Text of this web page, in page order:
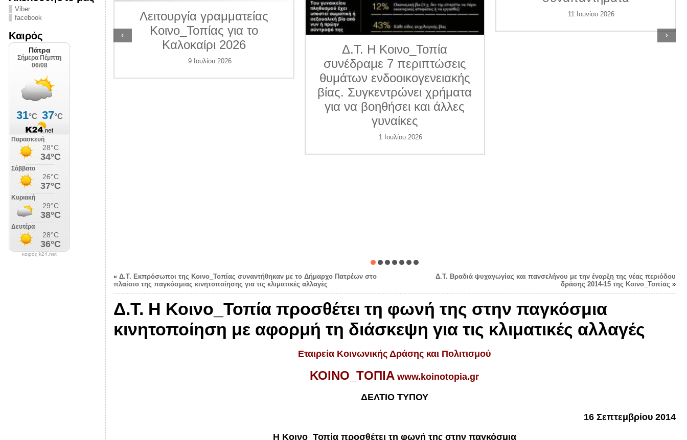
Viber
facebook
Καιρός
καιρός k24.net
Ιουλίου 2026
Λειτουργία γραμματείας
Κοινο_Τοπίας για το
Καλοκαίρι 2026
9 Ιουλίου 2026
Δ.Τ. Η Κοινο_Τοπία
συνέδραμε 7 περιπτώσεις
θυμάτων ενδοοικογενειακής
βίας. Συγκεντρώνει χρήματα
για να βοηθήσει και άλλες
γυναίκες
1 Ιουλίου 2026
11 Ιουνίου 2026
‹ ›
« Δ.Τ. Εκπρόσωποι της Κοινο_Τοπίας συναντήθηκαν με το Δήμαρχο Πατρέων στο
πλαίσιο της παγκόσμιας κινητοποίησης για τις κλιματικές αλλαγές
Δ.Τ. Βραδιά ψυχαγωγίας και πανσελήνου με την έναρξη της νέας περιόδου
δράσης 2014-15 της Κοινο_Τοπίας »
Δ.Τ. Η Κοινο_Τοπία προσθέτει τη φωνή της στην παγκόσμια
κινητοποίηση με αφορμή τη διάσκεψη για τις κλιματικές αλλαγές
Εταιρεία Κοινωνικής Δράσης και Πολιτισμού
ΚΟΙΝΟ_ΤΟΠΙΑ www.koinotopia.gr
ΔΕΛΤΙΟ ΤΥΠΟΥ
16 Σεπτεμβρίου 2014
Η Κοινο_Τοπία προσθέτει τη φωνή της στην παγκόσμια